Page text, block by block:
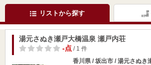
リストから探す
湯元さぬき瀬戸大橋温泉 瀬戸内荘
-点/ 1 件
香川県 / 坂出市 / 湯元さぬき